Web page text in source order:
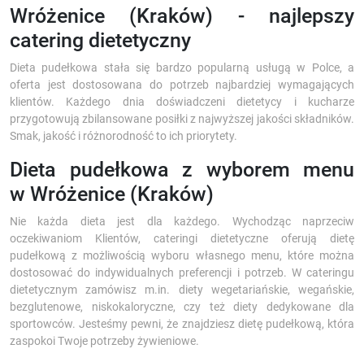
Wróżenice (Kraków) - najlepszy
catering dietetyczny
Dieta pudełkowa stała się bardzo popularną usługą w Polce, a
oferta jest dostosowana do potrzeb najbardziej wymagających
klientów. Każdego dnia doświadczeni dietetycy i kucharze
przygotowują zbilansowane posiłki z najwyższej jakości składników.
Smak, jakość i różnorodność to ich priorytety.
Dieta pudełkowa z wyborem menu
w Wróżenice (Kraków)
Nie każda dieta jest dla każdego. Wychodząc naprzeciw
oczekiwaniom Klientów, cateringi dietetyczne oferują dietę
pudełkową z możliwością wyboru własnego menu, które można
dostosować do indywidualnych preferencji i potrzeb. W cateringu
dietetycznym zamówisz m.in. diety wegetariańskie, wegańskie,
bezglutenowe, niskokaloryczne, czy też diety dedykowane dla
sportowców. Jesteśmy pewni, że znajdziesz dietę pudełkową, która
zaspokoi Twoje potrzeby żywieniowe.